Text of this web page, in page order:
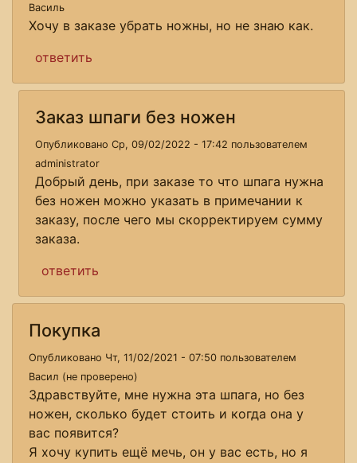
Василь
Хочу в заказе убрать ножны, но не знаю как.
ответить
Заказ шпаги без ножен
Опубликовано Ср, 09/02/2022 - 17:42 пользователем
administrator
Добрый день, при заказе то что шпага нужна
без ножен можно указать в примечании к
заказу, после чего мы скорректируем сумму
заказа.
ответить
Покупка
Опубликовано Чт, 11/02/2021 - 07:50 пользователем
Васил (не проверено)
Здравствуйте, мне нужна эта шпага, но без
ножен, сколько будет стоить и когда она у
вас появится?
Я хочу купить ещё мечь, он у вас есть, но я